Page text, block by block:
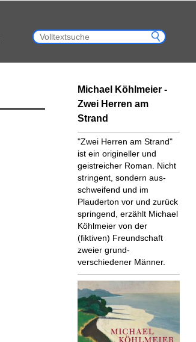
Michael Köhlmeier -
Zwei Herren am
Strand
"Zwei Herren am Strand"
ist ein origineller und
geistreicher Roman. Nicht
stringent, sondern aus­
schweifend und im
Plauderton vor und zurück
springend, erzählt Michael
Köhlmeier von der
(fiktiven) Freundschaft
zweier grund­
verschiedener Männer.